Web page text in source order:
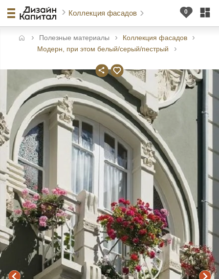
Коллекция фасадов
Полезные материалы
Коллекция фасадов
Модерн, при этом белый/серый/пестрый